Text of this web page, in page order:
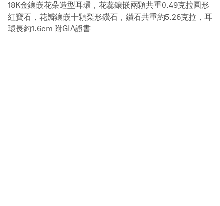
18K金鑲嵌花朵造型耳環，花蕊鑲嵌兩顆共重0.49克拉圓形
紅寶石，花瓣鑲嵌十顆梨形鑽石，鑽石共重約5.26克拉，耳
環長約1.6cm 附GIA證書